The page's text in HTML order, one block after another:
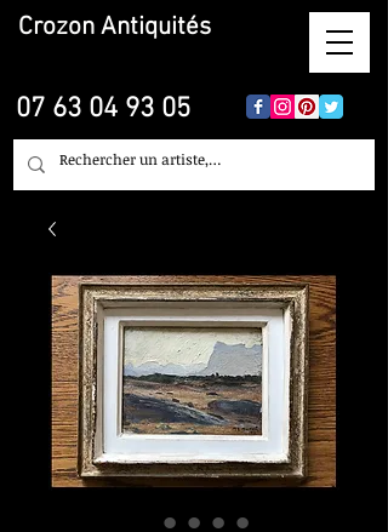
Crozon Antiquités
07 63 04 93 05